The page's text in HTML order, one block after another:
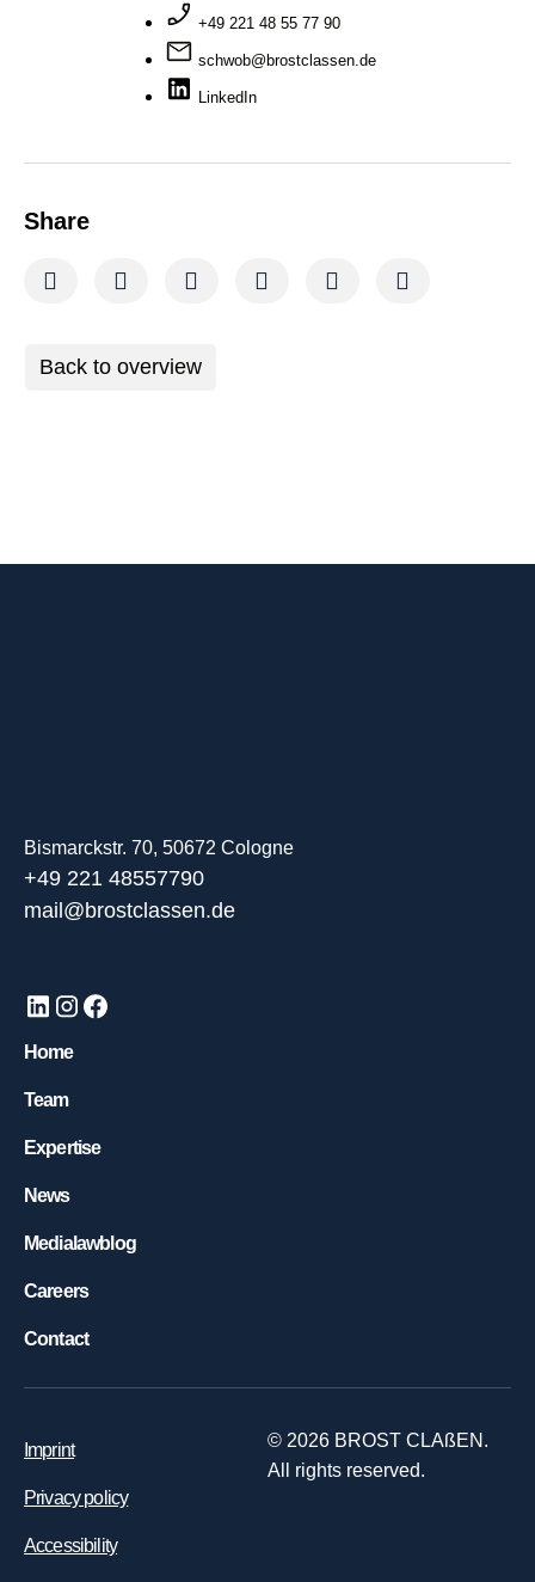
+49 221 48 55 77 90
schwob@brostclassen.de
LinkedIn
Share
Back to overview
Bismarckstr. 70, 50672 Cologne
+49 221 48557790
mail@brostclassen.de
Home
Team
Expertise
News
Medialawblog
Careers
Contact
© 2026 BROST CLAßEN.
All rights reserved.
Imprint
Privacy policy
Accessibility